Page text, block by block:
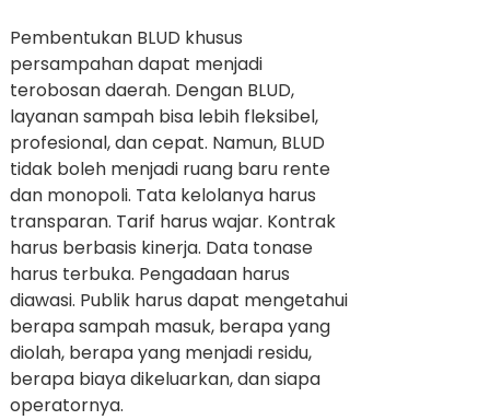
Pembentukan BLUD khusus
persampahan dapat menjadi
terobosan daerah. Dengan BLUD,
layanan sampah bisa lebih fleksibel,
profesional, dan cepat. Namun, BLUD
tidak boleh menjadi ruang baru rente
dan monopoli. Tata kelolanya harus
transparan. Tarif harus wajar. Kontrak
harus berbasis kinerja. Data tonase
harus terbuka. Pengadaan harus
diawasi. Publik harus dapat mengetahui
berapa sampah masuk, berapa yang
diolah, berapa yang menjadi residu,
berapa biaya dikeluarkan, dan siapa
operatornya.